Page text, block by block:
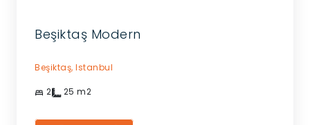
Beşiktaş Modern
Beşiktaş, Istanbul
2 25 m2